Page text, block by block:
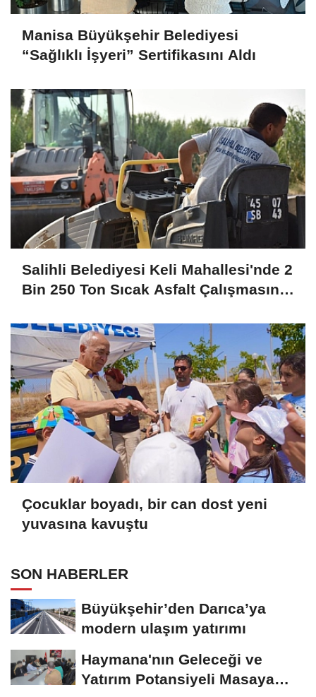
Manisa Büyükşehir Belediyesi
“Sağlıklı İşyeri” Sertifikasını Aldı
Salihli Belediyesi Keli Mahallesi'nde 2
Bin 250 Ton Sıcak Asfalt Çalışmasını
Çocuklar boyadı, bir can dost yeni
yuvasına kavuştu
SON HABERLER
Büyükşehir’den Darıca’ya
modern ulaşım yatırımı
Haymana'nın Geleceği ve
Yatırım Potansiyeli Masaya